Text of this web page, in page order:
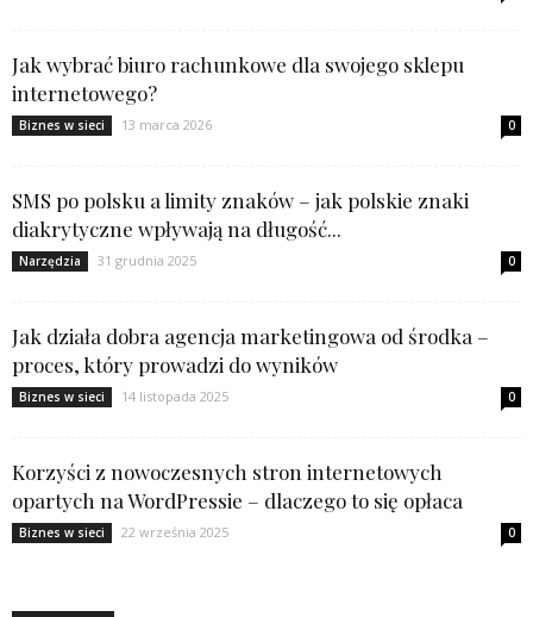
Jak wybrać biuro rachunkowe dla swojego sklepu
internetowego?
Biznes w sieci 13 marca 2026 0
SMS po polsku a limity znaków – jak polskie znaki
diakrytyczne wpływają na długość...
Narzędzia 31 grudnia 2025 0
Jak działa dobra agencja marketingowa od środka –
proces, który prowadzi do wyników
Biznes w sieci 14 listopada 2025 0
Korzyści z nowoczesnych stron internetowych
opartych na WordPressie – dlaczego to się opłaca
Biznes w sieci 22 września 2025 0